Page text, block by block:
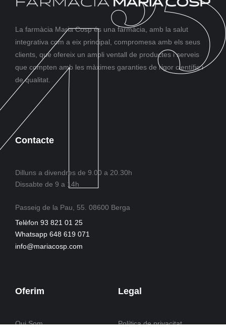
La farmàcia Maria Cosp és una farmàcia, amb la salut
integrativa com a eix principal, compromesa amb els seus
clients, que ofereix un ampli ventall de productes i serveis
que compten amb les màximes garanties de rigor científic i
de qualitat.
Contacte
Dilluns a divendres de 9.00 a 20.30h
Dissabte de 9 a 14h
Passeig de la Pau, 55. 08600 Berga
Telèfon 93 821 01 25
Whatsapp 648 619 071
info@mariacosp.com
Oferim
Qui Som
Legal
Política de privacitat